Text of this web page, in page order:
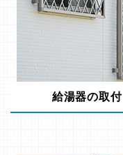
給湯器の取付